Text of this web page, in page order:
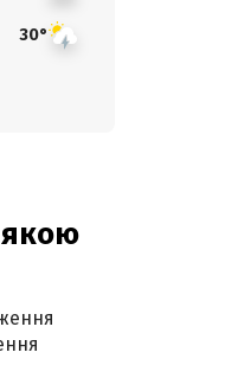
30°
якою